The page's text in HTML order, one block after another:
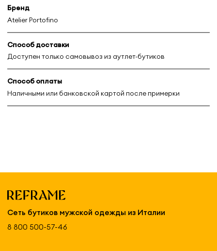
Бренд
Atelier Portofino
Способ доставки
Доступен только самовывоз из аутлет-бутиков
Способ оплаты
Наличными или банковской картой после примерки
Сеть бутиков мужской одежды из Италии
8 800 500-57-46